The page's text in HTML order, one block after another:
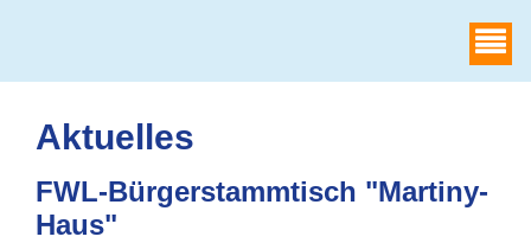
WAHLHEIMAT
Aktuelles
FWL-Bürgerstammtisch "Martiny-
Haus"